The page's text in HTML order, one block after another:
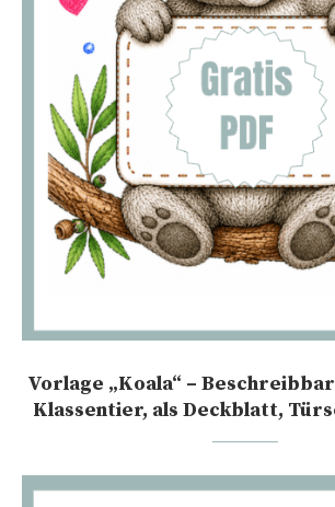
Vorlage „Koala“ –
Klassentier, als Deckblatt,